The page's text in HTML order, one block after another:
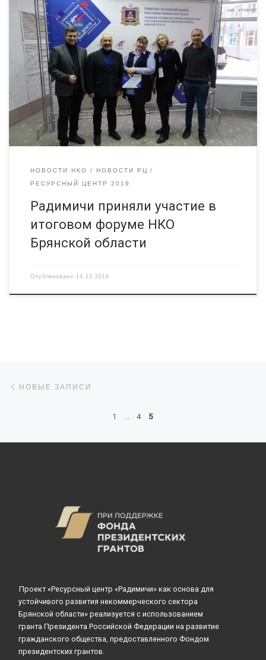
13 декабря 2018 года в Брянском государственном
университете имени академика И.Г. Петровского прошел
итоговый форум НКО «Роль НКО в социально-экономическом
развитии региона». В нем приняло участие более 150
представителей общественных организаций (объединений) и
добровольческих инициатив, вузовской общественности.
Форум проводился при поддержке Правительства Брянской
области, департамента внутренней политики Брянской
области и […]
НОВОСТИ НКО
НОВОСТИ РЦ
РЕСУРСНЫЙ ЦЕНТР 2019
Радимичи приняли участие в
итоговом форуме НКО
Брянской области
Опубликовано 14.12.2018
Навигация по записям
НОВЫЕ ЗАПИСИ
1 4 5
Проект «Ресурсный центр «Радимичи» как основа для
устойчивого развития некоммерческого сектора
Брянской области» реализуется с использованием
гранта Президента Российской Федерации на развитие
гражданского общества, предоставленного Фондом
президентских грантов.